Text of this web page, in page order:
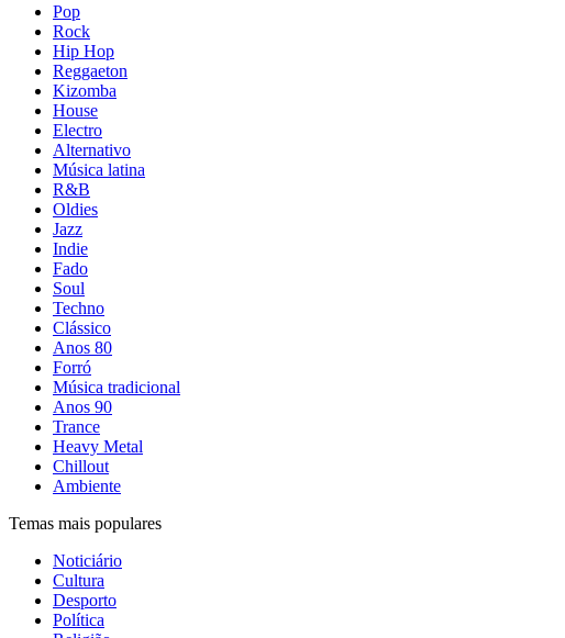
Pop
Rock
Hip Hop
Reggaeton
Kizomba
House
Electro
Alternativo
Música latina
R&B
Oldies
Jazz
Indie
Fado
Soul
Techno
Clássico
Anos 80
Forró
Música tradicional
Anos 90
Trance
Heavy Metal
Chillout
Ambiente
Temas mais populares
Noticiário
Cultura
Desporto
Política